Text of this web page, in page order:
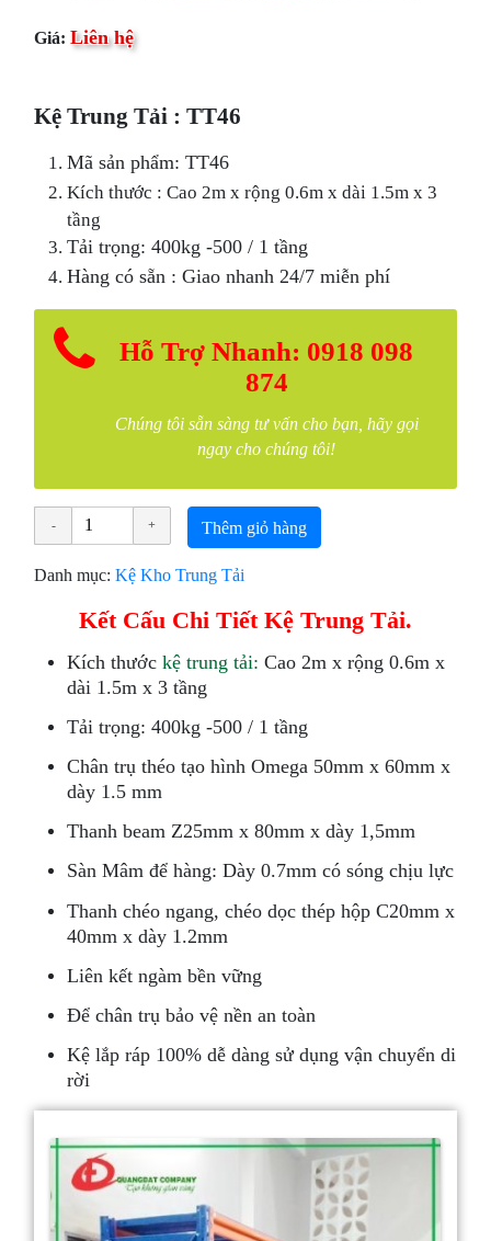
Giá: Liên hệ
Kệ Trung Tải : TT46
Mã sản phẩm: TT46
Kích thước : Cao 2m x rộng 0.6m x dài 1.5m x 3
tầng
Tải trọng: 400kg -500 / 1 tầng
Hàng có sẵn : Giao nhanh 24/7 miễn phí
Hỗ Trợ Nhanh: 0918 098
874
Chúng tôi sẵn sàng tư vấn cho bạn, hãy gọi
ngay cho chúng tôi!
Thêm giỏ hàng
Danh mục:Kệ Kho Trung Tải
Kết Cấu Chi Tiết Kệ Trung Tải.
Kích thướckệ trung tải: Cao 2m x rộng 0.6m x
dài 1.5m x 3 tầng
Tải trọng: 400kg -500 / 1 tầng
Chân trụ théo tạo hình Omega 50mm x 60mm x
dày 1.5 mm
Thanh beam Z25mm x 80mm x dày 1,5mm
Sàn Mâm để hàng: Dày 0.7mm có sóng chịu lực
Thanh chéo ngang, chéo dọc thép hộp C20mm x
40mm x dày 1.2mm
Liên kết ngàm bền vững
Để chân trụ bảo vệ nền an toàn
Kệ lắp ráp 100% dễ dàng sử dụng vận chuyển di
rời